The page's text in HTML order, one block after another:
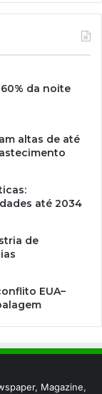
da noite
altas de até
até 2034
de
EUA–
Magazine,